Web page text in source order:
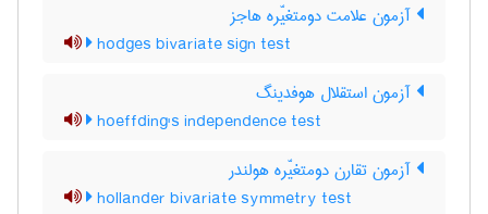
آزمون علامت دومتغیّره هاجز
hodges bivariate sign test
آزمون استقلال هوفدینگ
hoeffding's independence test
آزمون تقارن دومتغیّره هولندر
hollander bivariate symmetry test